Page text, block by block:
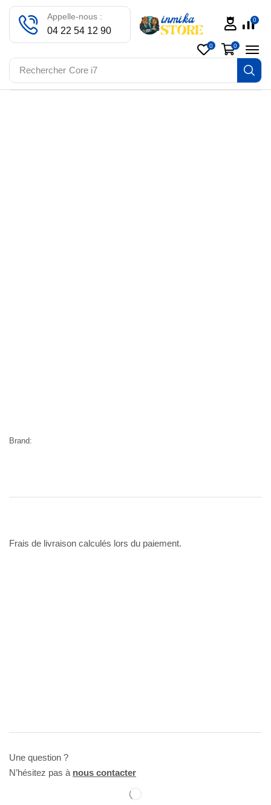
Rechercher Core i7
Appelle-nous :
04 22 54 12 90
0
0 0
Brand:
Frais de livraison calculés lors du paiement.
Une question ?
N’hésitez pas à nous contacter